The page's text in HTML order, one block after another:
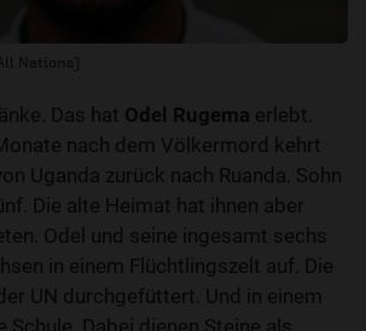
Nations)
Das hat Odel Rugema erlebt.
nach dem Völkermord kehrt
Uganda zurück nach Ruanda. Sohn
Die alte Heimat hat ihnen aber
Odel und seine ingesamt sechs
in einem Flüchtlingszelt auf. Die
UN durchgefüttert. Und in einem